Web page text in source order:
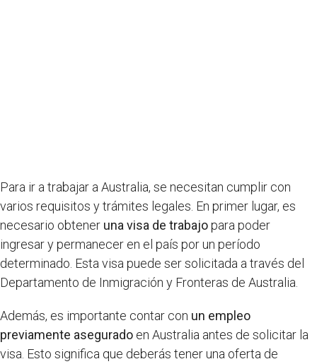
Para ir a trabajar a Australia, se necesitan cumplir con
varios requisitos y trámites legales. En primer lugar, es
necesario obtener una visa de trabajopara poder
ingresar y permanecer en el país por un período
determinado. Esta visa puede ser solicitada a través del
Departamento de Inmigración y Fronteras de Australia.
Además, es importante contar con un empleo
previamente asegurado en Australia antes de solicitar la
visa. Esto significa que deberás tener una oferta de